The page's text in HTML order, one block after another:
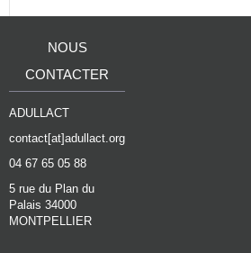
NOUS
CONTACTER
ADULLACT
contact[at]adullact.org
04 67 65 05 88
5 rue du Plan du
Palais 34000
MONTPELLIER